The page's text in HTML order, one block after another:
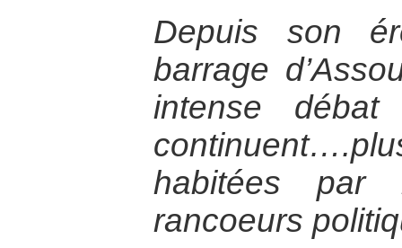
Depuis son
barrage
intense
habitées
rancoeurs